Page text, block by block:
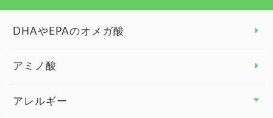
DHAやEPAのオメガ酸
アミノ酸
アレルギー